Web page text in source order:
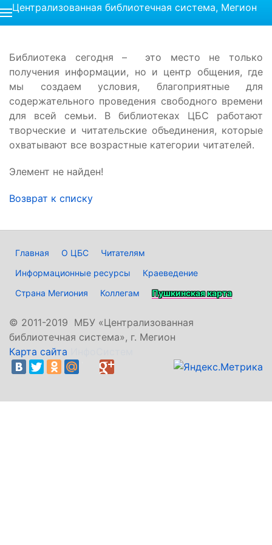
Централизованная библиотечная система, Мегион
Библиотека сегодня – это место не только
получения информации, но и центр общения, где
мы создаем условия, благоприятные для
содержательного проведения свободного времени
для всей семьи. В библиотеках ЦБС работают
творческие и читательские объединения, которые
охватывают все возрастные категории читателей.
Элемент не найден!
Возврат к списку
Главная О ЦБС
Читателям
Информационные ресурсы
Краеведение
Страна Мегиония
Коллегам Пушкинская карта
© 2011-2019 МБУ «Централизованная
библиотечная система», г. Мегион
Карта сайта